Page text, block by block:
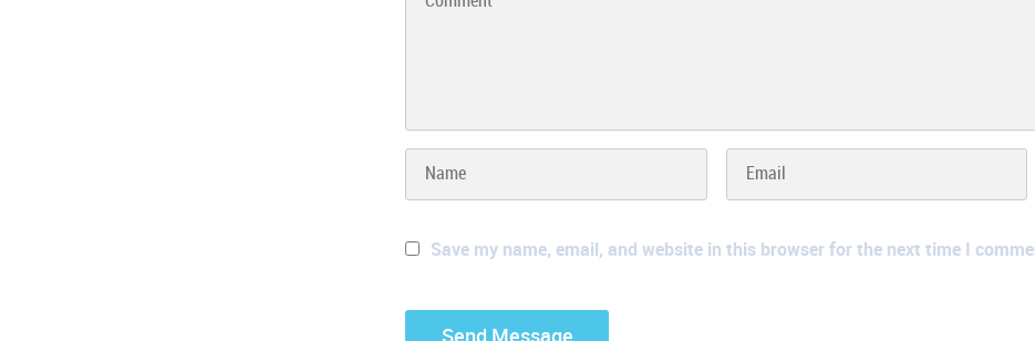
Save my name, email, and website in this browser for the next time I